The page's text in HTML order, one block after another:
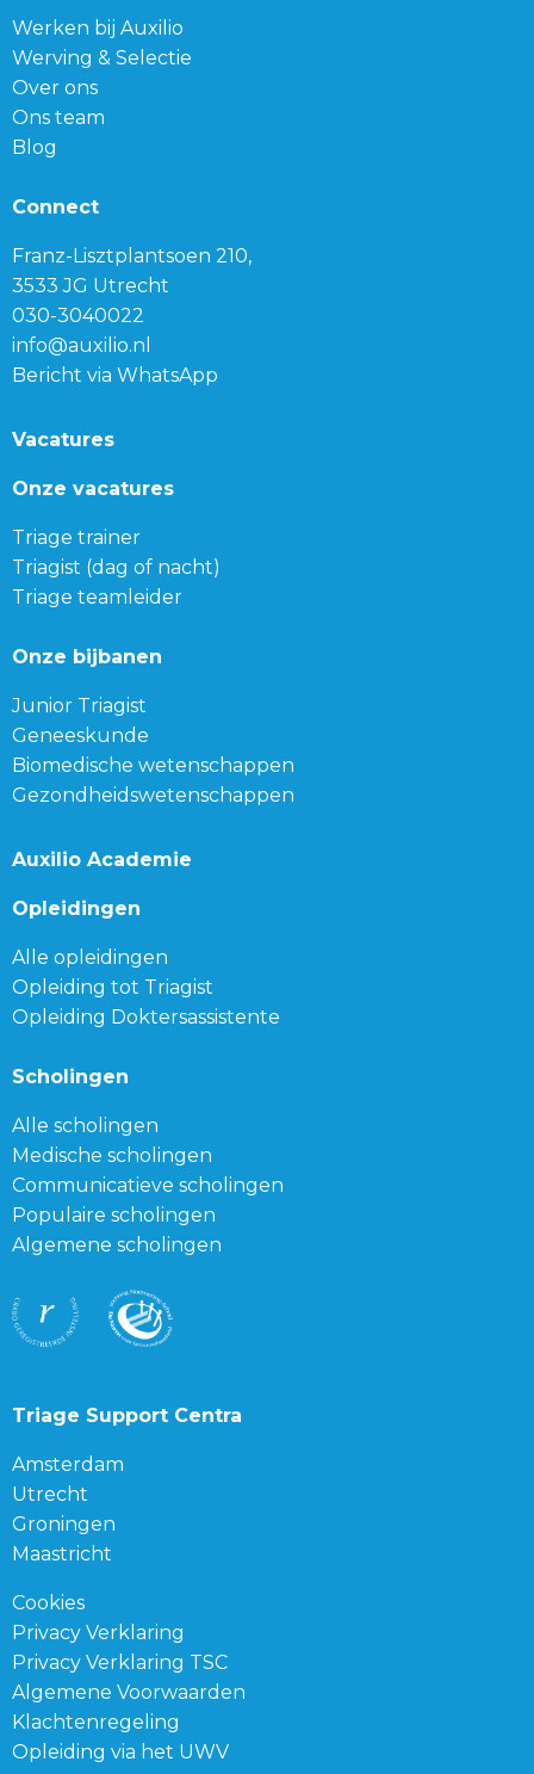
Werken bij Auxilio
Werving & Selectie
Over ons
Ons team
Blog
Connect
Franz-Lisztplantsoen 210,
3533 JG Utrecht
030-3040022
info@auxilio.nl
Bericht via WhatsApp
Vacatures
Onze vacatures
Triage trainer
Triagist (dag of nacht)
Triage teamleider
Onze bijbanen
Junior Triagist
Geneeskunde
Biomedische wetenschappen
Gezondheidswetenschappen
Auxilio Academie
Opleidingen
Alle opleidingen
Opleiding tot Triagist
Opleiding Doktersassistente
Scholingen
Alle scholingen
Medische scholingen
Communicatieve scholingen
Populaire scholingen
Algemene scholingen
Triage Support Centra
Amsterdam
Utrecht
Groningen
Maastricht
Cookies
Privacy Verklaring
Privacy Verklaring TSC
Algemene Voorwaarden
Klachtenregeling
Opleiding via het UWV